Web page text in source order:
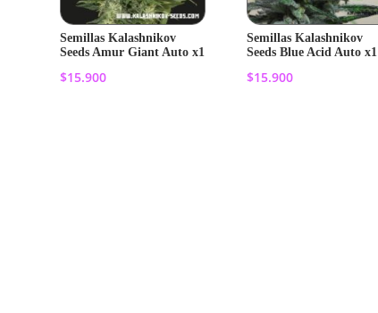
Semillas Kalashnikov
Seeds Amur Giant Auto x1
$15.900
Semillas Kalashnikov
Seeds Blue Acid Auto x1
$15.900